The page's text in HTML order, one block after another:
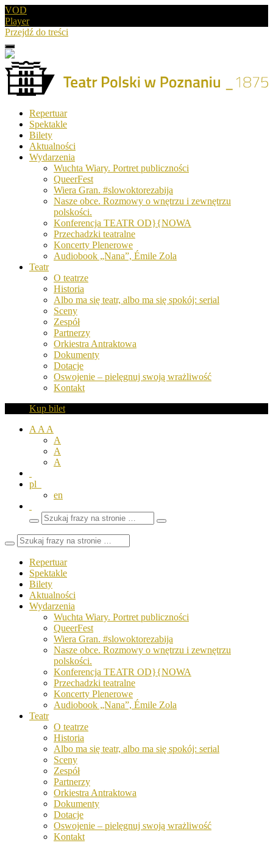
VOD
Player
Przejdź do treści
Menu
Drugie
logo
Teatr
Polski
Poznaniu
Repertuar
Spektakle
Bilety
Aktualności
Wydarzenia
Wuchta Wiary. Portret publiczności
QueerFest
Wiera Gran. #slowoktorezabija
Nasze obce. Rozmowy o wnętrzu i zewnętrzu
polskości.
Konferencja TEATR OD}{NOWA
Przechadzki teatralne
Koncerty Plenerowe
Audiobook „Nana”, Émile Zola
Teatr
O teatrze
Historia
Albo ma się teatr, albo ma się spokój: serial
Sceny
Zespół
Partnerzy
Orkiestra Antraktowa
Dokumenty
Dotacje
Oswojenie – pielęgnuj swoją wrażliwość
Kontakt
Kup bilet
A A A
A
A
A
pl
en
Wyszukaj
frazy
Zamknij
Repertuar
Spektakle
Bilety
Aktualności
Wydarzenia
Wuchta Wiary. Portret publiczności
QueerFest
Wiera Gran. #slowoktorezabija
Nasze obce. Rozmowy o wnętrzu i zewnętrzu
polskości.
Konferencja TEATR OD}{NOWA
Przechadzki teatralne
Koncerty Plenerowe
Audiobook „Nana”, Émile Zola
Teatr
O teatrze
Historia
Albo ma się teatr, albo ma się spokój: serial
Sceny
Zespół
Partnerzy
Orkiestra Antraktowa
Dokumenty
Dotacje
Oswojenie – pielęgnuj swoją wrażliwość
Kontakt